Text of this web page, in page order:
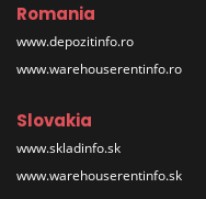
Romania
www.depozitinfo.ro
www.warehouserentinfo.ro
Slovakia
www.skladinfo.sk
www.warehouserentinfo.sk